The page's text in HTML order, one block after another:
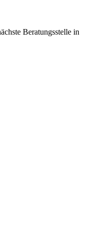
Beratungsstelle in